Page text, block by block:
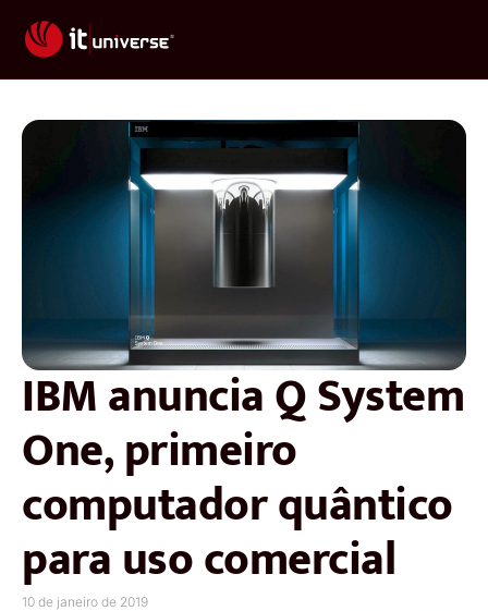
IBM anuncia Q System
One, primeiro
computador quântico
para uso comercial
10 de janeiro de 2019